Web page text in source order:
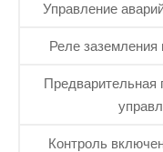
Управление
Реле заземления
Предварительная
Контроль